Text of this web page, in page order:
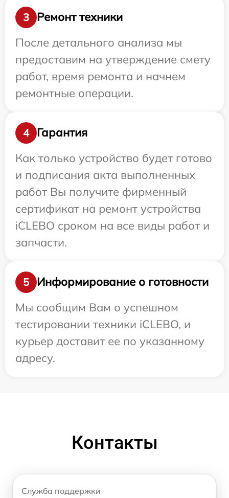
3
Ремонт техники
После детального анализа мы
предоставим на утверждение смету
работ, время ремонта и начнем
ремонтные операции.
4
Гарантия
Как только устройство будет готово
и подписания акта выполненных
работ Вы получите фирменный
сертификат на ремонт устройства
iCLEBO сроком на все виды работ и
запчасти.
5
Информирование о готовности
Мы сообщим Вам о успешном
тестировании техники iCLEBO, и
курьер доставит ее по указанному
адресу.
Контакты
Служба поддержки